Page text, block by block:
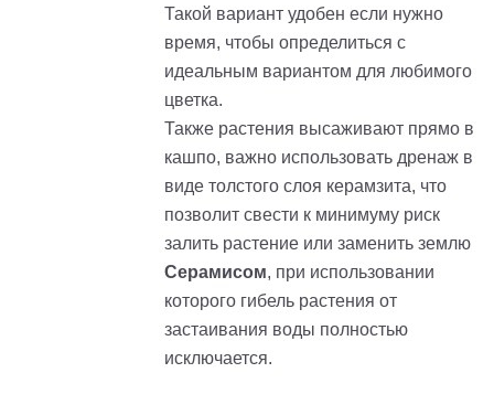
Такой вариант удобен если нужно
время, чтобы определиться с
идеальным вариантом для любимого
цветка.
Также растения высаживают прямо в
кашпо, важно использовать дренаж в
виде толстого слоя керамзита, что
позволит свести к минимуму риск
залить растение или заменить землю
Серамисом, при использовании
которого гибель растения от
застаивания воды полностью
исключается.